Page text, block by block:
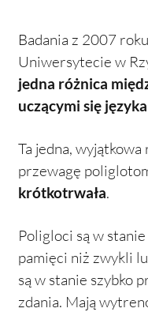
Badania z 2007
Uniwersytecie w
jedna różnica
uczącymi się
Ta jedna,
przewagę
krótkotrwała.
Poligloci są w
pamięci niż zwykli
są w stanie szybko
zdania. Mają